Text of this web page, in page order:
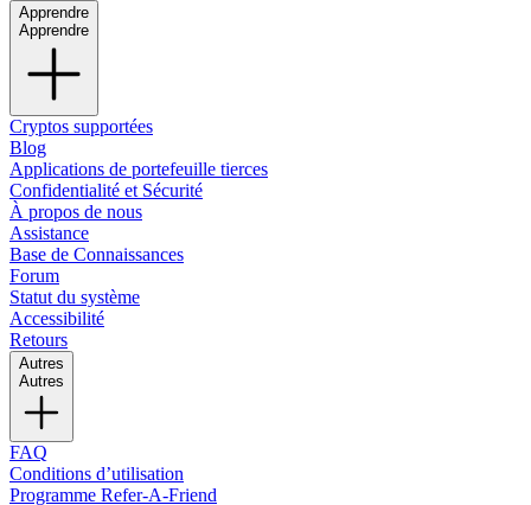
Apprendre
Apprendre
Cryptos supportées
Blog
Applications de portefeuille tierces
Confidentialité et Sécurité
À propos de nous
Assistance
Base de Connaissances
Forum
Statut du système
Accessibilité
Retours
Autres
Autres
FAQ
Conditions d’utilisation
Programme Refer-A-Friend